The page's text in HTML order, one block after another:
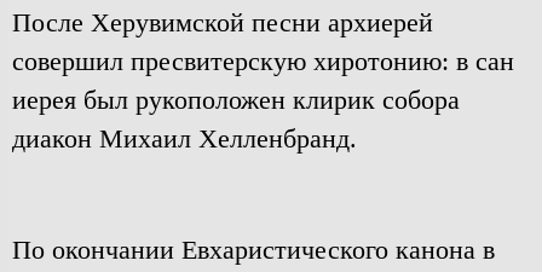
После Херувимской песни архиерей
совершил пресвитерскую хиротонию: в сан
иерея был рукоположен клирик собора
диакон Михаил Хелленбранд.
По окончании Евхаристического канона в